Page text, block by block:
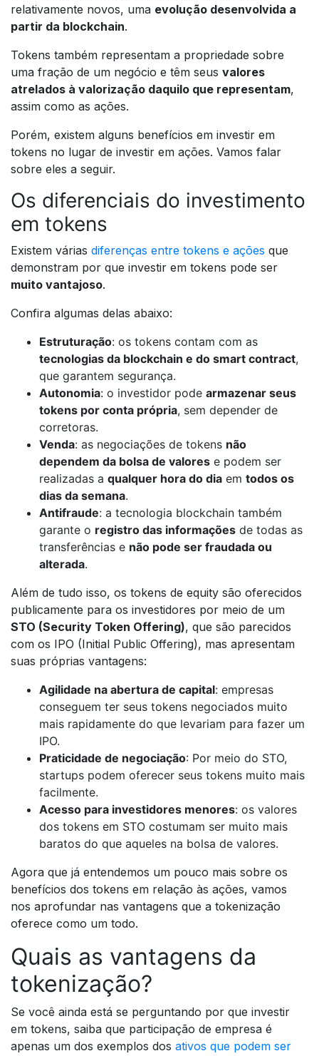
relativamente novos, uma evolução desenvolvida a
partir da blockchain.
Tokens também representam a propriedade sobre
uma fração de um negócio e têm seus valores
atrelados à valorização daquilo que representam,
assim como as ações.
Porém, existem alguns benefícios em investir em
tokens no lugar de investir em ações. Vamos falar
sobre eles a seguir.
Os diferenciais do investimento
em tokens
Existem várias diferenças entre tokens e ações que
demonstram por que investir em tokens pode ser
muito vantajoso.
Confira algumas delas abaixo:
Estruturação: os tokens contam com as
tecnologias da blockchain e do smart contract,
que garantem segurança.
Autonomia: o investidor pode armazenar seus
tokens por conta própria, sem depender de
corretoras.
Venda: as negociações de tokens não
dependem da bolsa de valores e podem ser
realizadas a qualquer hora do dia em todos os
dias da semana.
Antifraude: a tecnologia blockchain também
garante o registro das informações de todas as
transferências e não pode ser fraudada ou
alterada.
Além de tudo isso, os tokens de equity são oferecidos
publicamente para os investidores por meio de um
STO (Security Token Offering), que são parecidos
com os IPO (Initial Public Offering), mas apresentam
suas próprias vantagens:
Agilidade na abertura de capital: empresas
conseguem ter seus tokens negociados muito
mais rapidamente do que levariam para fazer um
IPO.
Praticidade de negociação: Por meio do STO,
startups podem oferecer seus tokens muito mais
facilmente.
Acesso para investidores menores: os valores
dos tokens em STO costumam ser muito mais
baratos do que aqueles na bolsa de valores.
Agora que já entendemos um pouco mais sobre os
benefícios dos tokens em relação às ações, vamos
nos aprofundar nas vantagens que a tokenização
oferece como um todo.
Quais as vantagens da
tokenização?
Se você ainda está se perguntando por que investir
em tokens, saiba que participação de empresa é
apenas um dos exemplos dos ativos que podem ser